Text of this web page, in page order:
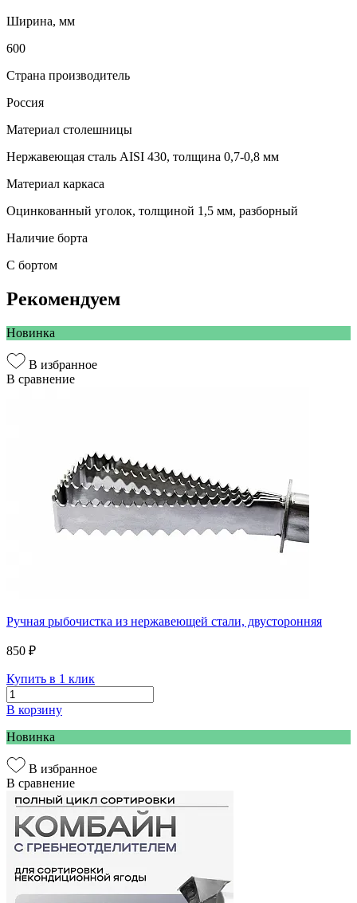
Ширина, мм
600
Страна производитель
Россия
Материал столешницы
Нержавеющая сталь AISI 430, толщина 0,7-0,8 мм
Материал каркаса
Оцинкованный уголок, толщиной 1,5 мм, разборный
Наличие борта
С бортом
Рекомендуем
Новинка
В избранное
В сравнение
Ручная рыбочистка из нержавеющей стали, двусторонняя
850 ₽
Купить в 1 клик
В корзину
Новинка
В избранное
В сравнение